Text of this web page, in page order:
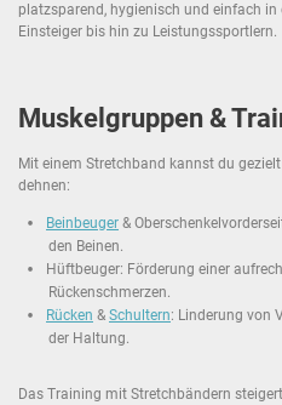
platzsparend, hygienisch und einfach
Einsteiger bis hin zu Leistungssportlern.
Muskelgruppen &
Mit einem Stretchband kannst du
dehnen:
Beinbeuger &
den Beinen.
Hüftbeuger: Förderung einer
Rückenschmerzen.
Rücken & Schultern: Linderung von
der Haltung.
Das Training mit Stretchbändern